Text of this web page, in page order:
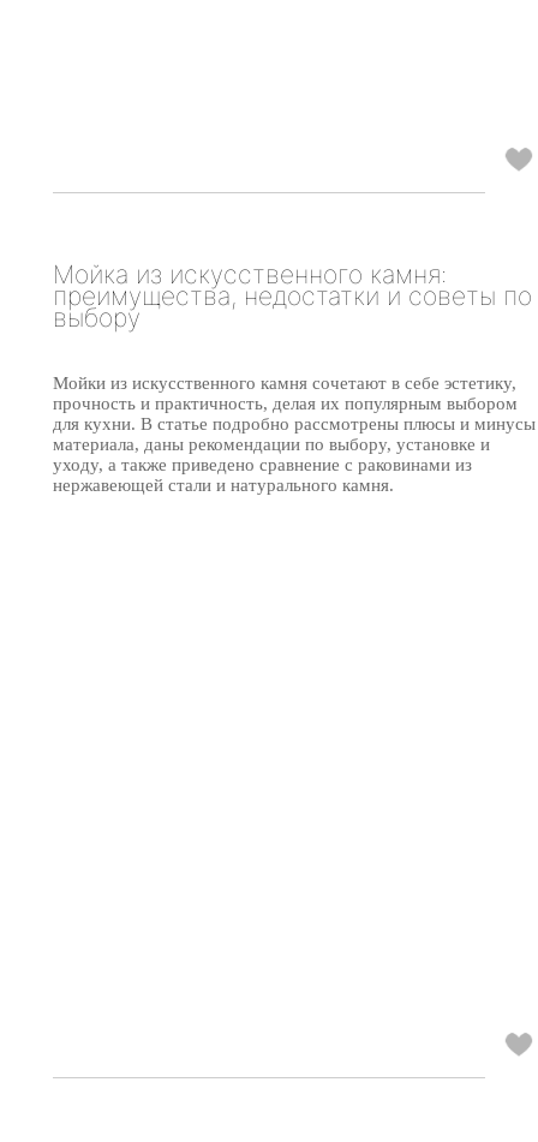
Мойка из искусственного камня:
преимущества, недостатки и советы по
выбору
Мойки из искусственного камня сочетают в себе эстетику,
прочность и практичность, делая их популярным выбором
для кухни. В статье подробно рассмотрены плюсы и минусы
материала, даны рекомендации по выбору, установке и
уходу, а также приведено сравнение с раковинами из
нержавеющей стали и натурального камня.